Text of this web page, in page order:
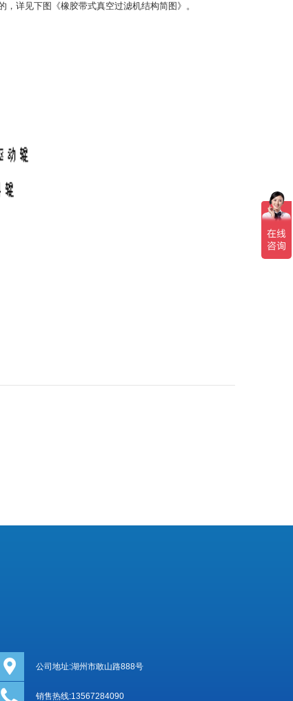
详见下图《橡胶带式真空过滤机结构简图》。
公司地址:湖州市敢山路888号
销售热线:13567284090